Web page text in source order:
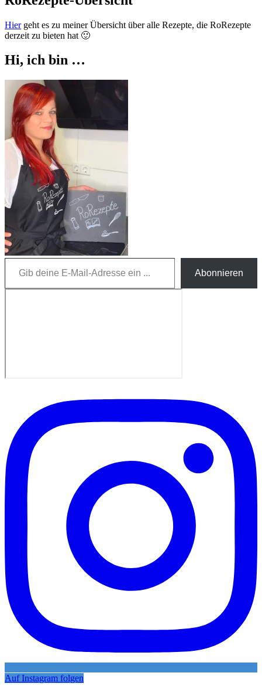
Hiergeht es zu meiner Übersicht über alle Rezepte, die RoRezepte
derzeit zu bieten hat 🙂
Hi, ich bin …
Gib deine E-Mail-Adresse ein ...
Abonnieren
Auf Instagram folgen